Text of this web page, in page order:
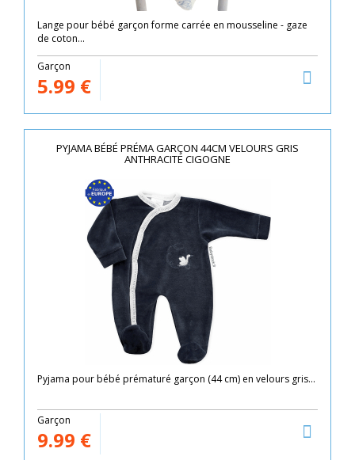
Lange pour bébé garçon forme carrée en mousseline - gaze
de coton...
Garçon
5.99 €
PYJAMA BÉBÉ PRÉMA GARÇON 44CM VELOURS GRIS
ANTHRACITE CIGOGNE
Pyjama pour bébé prématuré garçon (44 cm) en velours gris...
Garçon
9.99 €